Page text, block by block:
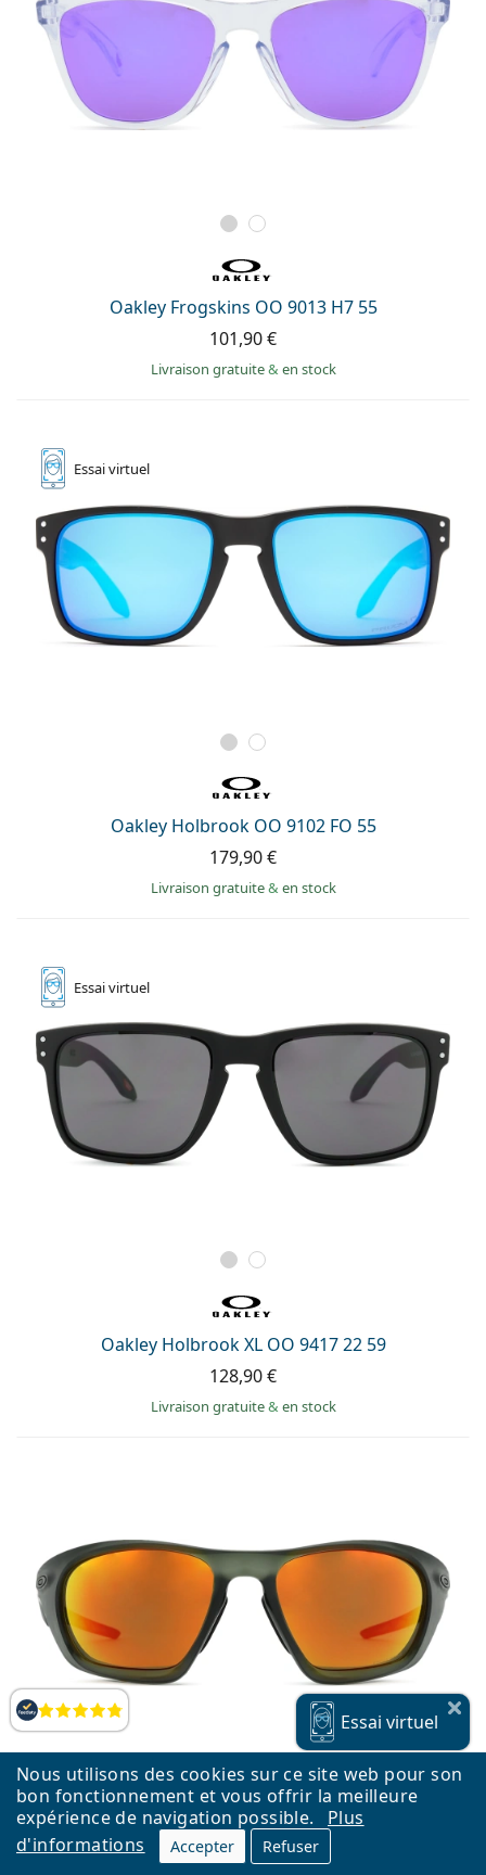
Nous utilisons des cookies sur ce site web pour son
bon fonctionnement et vous offrir la meilleure
expérience de navigation possible.
Plus
d'informations
Accepter Refuser
Évaluation
Oakley Frogskins OO 9013 H7 55
101,90 €
Livraison gratuite& en stock
Essaivirtuel
Oakley Holbrook OO 9102 FO 55
179,90 €
Livraison gratuite& en stock
Essaivirtuel
Oakley Holbrook XL OO 9417 22 59
128,90 €
Livraison gratuite& en stock
Oakley Lateralis OO 9431 04 60
Essai virtuel